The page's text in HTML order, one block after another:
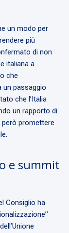
un modo per
più
di non
italiana a
che
un passaggio
che l’Italia
un rapporto di
promettere
e summit
Consiglio ha